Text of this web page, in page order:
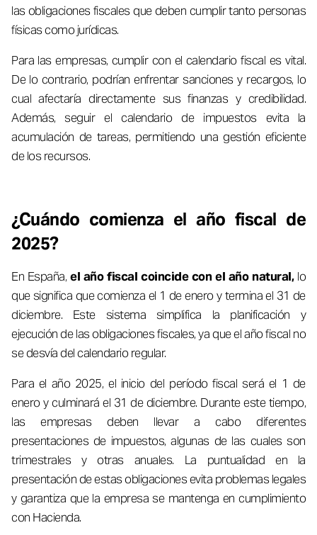
las obligaciones fiscales que deben cumplir tanto personas
físicas como jurídicas.
Para las empresas, cumplir con el calendario fiscal es vital.
De lo contrario, podrían enfrentar sanciones y recargos, lo
cual afectaría directamente sus finanzas y credibilidad.
Además, seguir el calendario de impuestos evita la
acumulación de tareas, permitiendo una gestión eficiente
de los recursos.
¿Cuándo comienza el año fiscal de
2025?
En España,el año fiscal coincide con el año natural,lo
que significa que comienza el 1 de enero y termina el 31 de
diciembre. Este sistema simplifica la planificación y
ejecución de las obligaciones fiscales, ya que el año fiscal no
se desvía del calendario regular.
Para el año 2025, el inicio del período fiscal será el 1 de
enero y culminará el 31 de diciembre. Durante este tiempo,
las empresas deben llevar a cabo diferentes
presentaciones de impuestos, algunas de las cuales son
trimestrales y otras anuales. La puntualidad en la
presentación de estas obligaciones evita problemas legales
y garantiza que la empresa se mantenga en cumplimiento
con Hacienda.